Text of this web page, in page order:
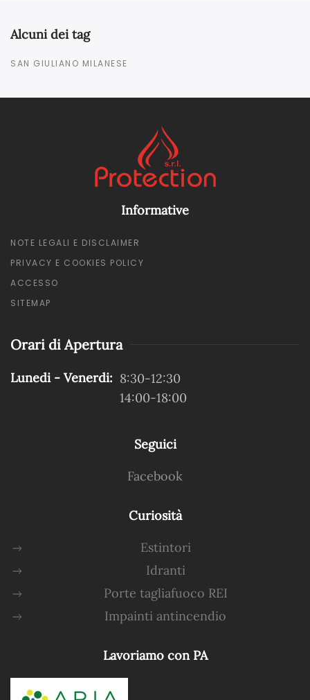
Alcuni dei tag
SAN GIULIANO MILANESE
Informative
NOTE LEGALI E DISCLAIMER
PRIVACY E COOKIES POLICY
ACCESSO
SITEMAP
Orari di Apertura
Lunedi - Venerdi: 8:30-12:30
14:00-18:00
Seguici
Facebook
Curiosità
Estintori
Idranti
Porte tagliafuoco REI
Impainti antincendio
Lavoriamo con PA